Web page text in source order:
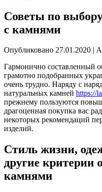
Советы по
с камнями
Опубликовано 27.01.2020
Гармонично составленный
грамотно подобранных
очень трудно. Наряду с
натуральных камней https://
прежнему пользуются
драгоценная покупка вас
некоторых рекомендаций
изделий.
Стиль жизни,
другие критерии
камнями